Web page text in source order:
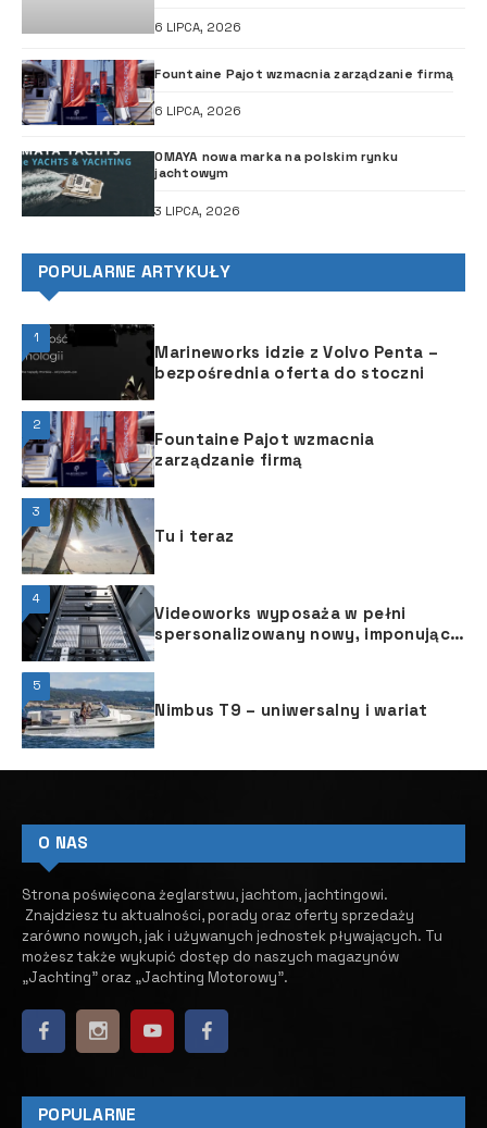
6 LIPCA, 2026
Fountaine Pajot wzmacnia zarządzanie firmą
6 LIPCA, 2026
OMAYA nowa marka na polskim rynku
jachtowym
3 LIPCA, 2026
POPULARNE ARTYKUŁY
1
Marineworks idzie z Volvo Penta –
bezpośrednia oferta do stoczni
2
Fountaine Pajot wzmacnia
zarządzanie firmą
3
Tu i teraz
4
Videoworks wyposaża w pełni
spersonalizowany nowy, imponujący
5
Nimbus T9 – uniwersalny i wariat
O NAS
Strona poświęcona żeglarstwu, jachtom, jachtingowi.
Znajdziesz tu aktualności, porady oraz oferty sprzedaży
zarówno nowych, jak i używanych jednostek pływających. ​ Tu
możesz także wykupić dostęp do naszych magazynów
„Jachting” oraz „Jachting Motorowy”.
POPULARNE